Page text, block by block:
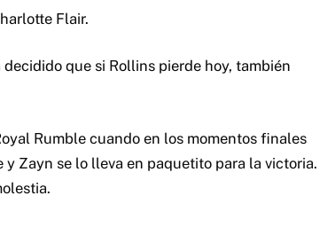
Flair.
que si Rollins pierde hoy, también
Rumble cuando en los momentos finales
Zayn se lo lleva en paquetito para la victoria.